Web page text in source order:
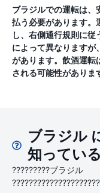
ブラジルでの運転は、
払う必要があります。
し、右側通行規則に
によって異なりますが
があります。飲酒運転
される可能性がありま
ブラジル
知ってい
?????????ブラジル